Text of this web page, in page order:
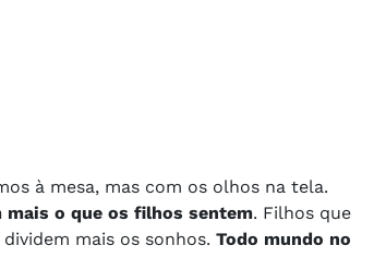
à mesa, mas com os olhos na tela.
mais o que os filhos sentem. Filhos que
mais os sonhos. Todo mundo no